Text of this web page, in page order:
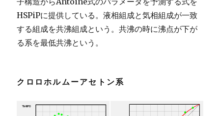
HSPiPに提供している。液相組成と気相組成が一致
する組成を共沸組成という。共沸の時に沸点が下が
る系を最低共沸という。
クロロホルムーアセトン系